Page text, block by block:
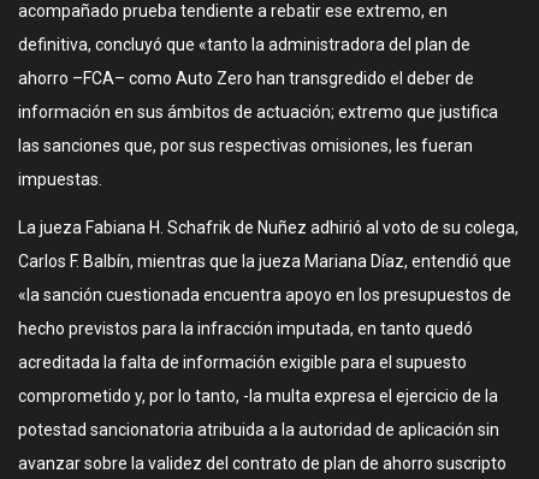
acompañado prueba tendiente a rebatir ese extremo, en
definitiva, concluyó que «tanto la administradora del plan de
ahorro –FCA– como Auto Zero han transgredido el deber de
información en sus ámbitos de actuación; extremo que justifica
las sanciones que, por sus respectivas omisiones, les fueran
impuestas.
La jueza Fabiana H. Schafrik de Nuñez adhirió al voto de su colega,
Carlos F. Balbín, mientras que la jueza Mariana Díaz, entendió que
«la sanción cuestionada encuentra apoyo en los presupuestos de
hecho previstos para la infracción imputada, en tanto quedó
acreditada la falta de información exigible para el supuesto
comprometido y, por lo tanto, -la multa expresa el ejercicio de la
potestad sancionatoria atribuida a la autoridad de aplicación sin
avanzar sobre la validez del contrato de plan de ahorro suscripto